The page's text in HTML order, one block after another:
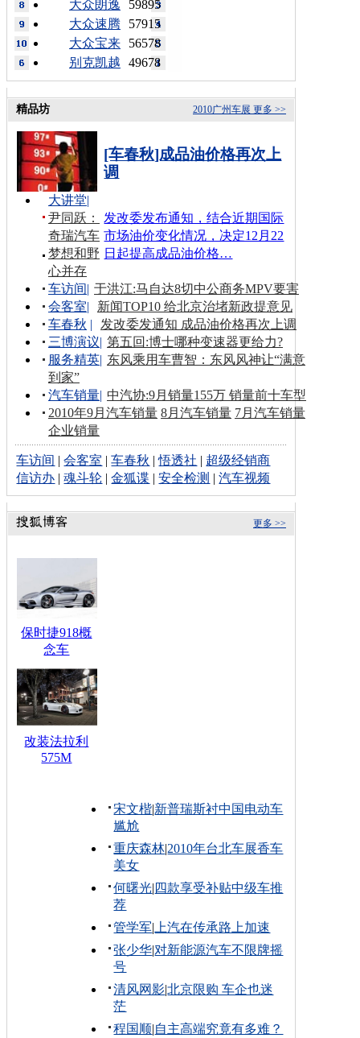
59895
大众朗逸
57915
大众速腾
56578
大众宝来
49678
别克凯越
更多 >>
2010广州车展
精品坊
[车春秋]成品油价格再次上
调
发改委发布通知，结合近期国际
市场油价变化情况，决定12月22
日起提高成品油价格…
大讲堂|
尹同跃：
奇瑞汽车
梦想和野
心并存
车访间| 于洪江:马自达8切中公商务MPV要害
会客室|
新闻TOP10 给北京治堵新政提意见
车春秋 |
发改委发通知 成品油价格再次上调
三博演议| 第五回:博士哪种变速器更给力?
服务精英| 东风乘用车曹智：东风风神让“满意
到家”
汽车销量| 中汽协:9月销量155万 销量前十车型
2010年9月汽车销量 8月汽车销量 7月汽车销量
企业销量
车访间 |会客室 |车春秋 |悟透社 | 超级经销商
信访办 |魂斗轮 |金狐谍 |安全检测 |汽车视频
更多 >>
保时捷918概
念车
改装法拉利
575M
宋文楷|新普瑞斯衬中国电动车
尴尬
重庆森林|2010年台北车展香车
美女
何曙光| 四款享受补贴中级车推
荐
管学军| 上汽在传承路上加速
张少华|对新能源汽车不限牌摇
号
清风网影|北京限购 车企也迷
茫
程国顺|自主高端究竟有多难？